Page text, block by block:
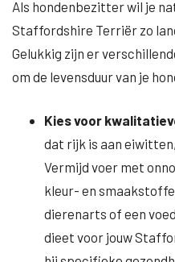
Als hondenbezitter wil je
Staffordshire Terriër zo
Gelukkig zijn er
om de levensduur van je
Kies voor
dat rijk is aan
Vermijd voer met
kleur- en
dierenarts of een
dieet voor jouw